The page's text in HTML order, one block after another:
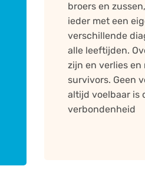
broers en
ieder met een
verschillende
alle leeftijden.
zijn en verlies en
survivors. Geen
altijd voelbaar is
verbondenheid